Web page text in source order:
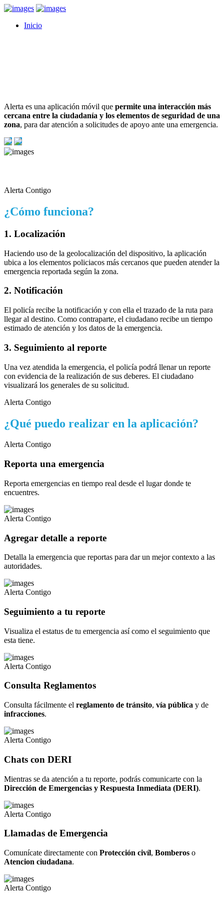
Inicio
Alerta es una aplicación móvil que permite una interacción más
cercana entre la ciudadanía y los elementos de seguridad de una
zona, para dar atención a solicitudes de apoyo ante una emergencia.
Alerta Contigo
¿Cómo funciona?
1. Localización
Haciendo uso de la geolocalización del dispositivo, la aplicación
ubica a los elementos policiacos más cercanos que pueden atender la
emergencia reportada según la zona.
2. Notificación
El policía recibe la notificación y con ella el trazado de la ruta para
llegar al destino. Como contraparte, el ciudadano recibe un tiempo
estimado de atención y los datos de la emergencia.
3. Seguimiento al reporte
Una vez atendida la emergencia, el policía podrá llenar un reporte
con evidencia de la realización de sus deberes. El ciudadano
visualizará los generales de su solicitud.
Alerta Contigo
¿Qué puedo realizar en la aplicación?
Alerta Contigo
Reporta una emergencia
Reporta emergencias en tiempo real desde el lugar donde te
encuentres.
Alerta Contigo
Agregar detalle a reporte
Detalla la emergencia que reportas para dar un mejor contexto a las
autoridades.
Alerta Contigo
Seguimiento a tu reporte
Visualiza el estatus de tu emergencia así como el seguimiento que
esta tiene.
Alerta Contigo
Consulta Reglamentos
Consulta fácilmente el reglamento de tránsito, vía pública y de
infracciones.
Alerta Contigo
Chats con DERI
Mientras se da atención a tu reporte, podrás comunicarte con la
Dirección de Emergencias y Respuesta Inmediata (DERI).
Alerta Contigo
Llamadas de Emergencia
Comunícate directamente con Protección civíl, Bomberos o
Atencion ciudadana.
Alerta Contigo